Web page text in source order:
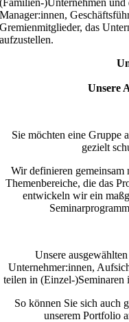
(Familien-)Unternehmen
Manager:innen,
Gremienmitglieder, das
aufzustellen.
Unsere
Sie möchten eine Gruppe
gezielt
Wir definieren gemeinsam
Themenbereiche, die das
entwickeln wir ein
Unsere
Unternehmer:innen,
teilen in (Einzel-
So können Sie sich auch
unserem Portfolio